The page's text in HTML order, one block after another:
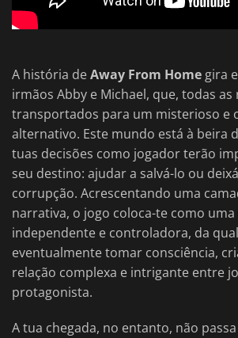
A história deAway From Home gira
irmãos Abby e Michael, que, todas as
transportados para um misterioso e
alternativo. Este mundo está à beira
tuas decisões como jogador terão
seu destino: ajudar a salvá-lo ou
corrupção. Acrescentando uma
narrativa, o jogo coloca-te como
independente e controladora, da
eventualmente tomar consciência,
relação complexa e intrigante entre
protagonista.
A tua chegada, no entanto, não